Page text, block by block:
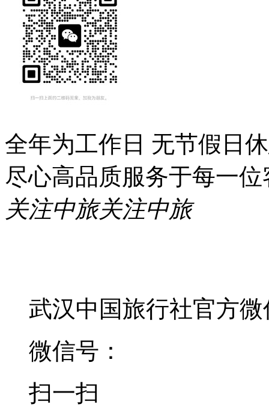
全年为工作日 无节假日
尽心高品质服务于每一位
关注中旅关注中旅
武汉中国旅行社官方微
微信号：
扫一扫